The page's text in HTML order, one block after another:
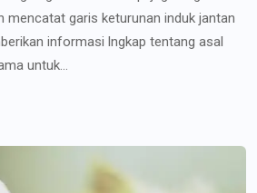
mencatat garis keturunan induk jantan
informasi lngkap tentang asal
untuk...